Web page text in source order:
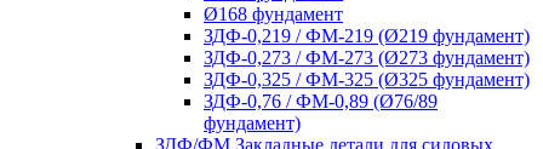
Ø168 фундамент
ЗДФ-0,219 / ФМ-219 (Ø219 фундамент)
ЗДФ-0,273 / ФМ-273 (Ø273 фундамент)
ЗДФ-0,325 / ФМ-325 (Ø325 фундамент)
ЗДФ-0,76 / ФМ-0,89 (Ø76/89
фундамент)
ЗДФ/ФМ Закладные детали для силовых